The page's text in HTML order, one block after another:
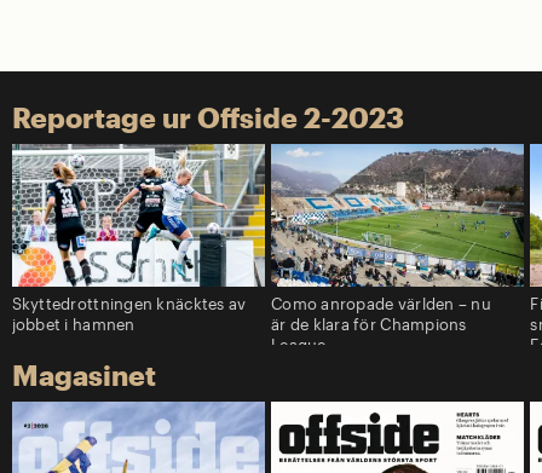
Reportage ur Offside 2-2023
Skytte­drottningen knäcktes av
jobbet i hamnen
Como anropade världen – nu
är de klara för Champions
League
Magasinet